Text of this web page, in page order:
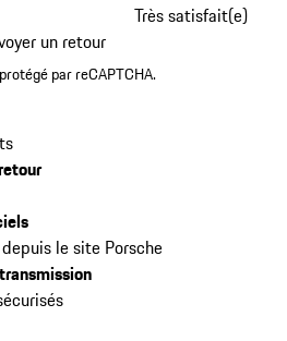
Très satisfait(e)
un retour
par reCAPTCHA.
le site Porsche